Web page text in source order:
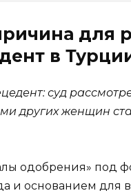
для
в
суд
других женщин
одобрения» под
и основанием для